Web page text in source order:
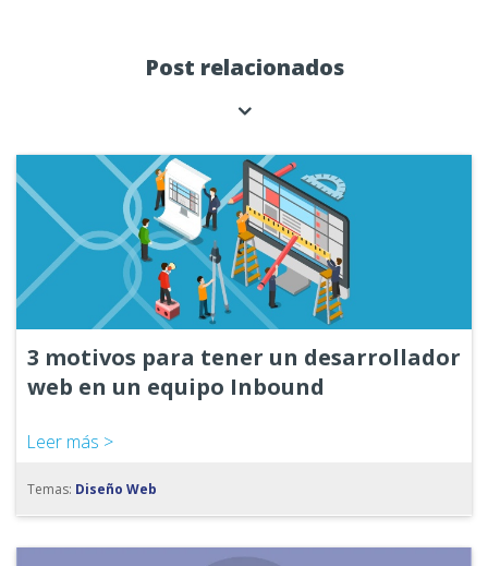
Post relacionados
3 motivos para tener un desarrollador
web en un equipo Inbound
Leer más >
Temas: Diseño Web